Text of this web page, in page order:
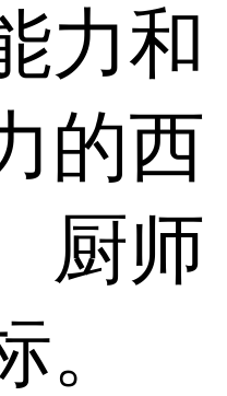
力和
的西
厨师
。